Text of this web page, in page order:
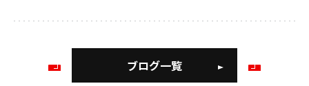
前
ブログ一覧
次